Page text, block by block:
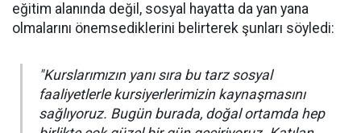
eğitim alanında değil, sosyal hayatta da yan yana
olmalarını önemsediklerini belirterek şunları söyledi:
"Kurslarımızın yanı sıra bu tarz sosyal
faaliyetlerle kursiyerlerimizin kaynaşmasını
sağlıyoruz. Bugün burada, doğal ortamda hep